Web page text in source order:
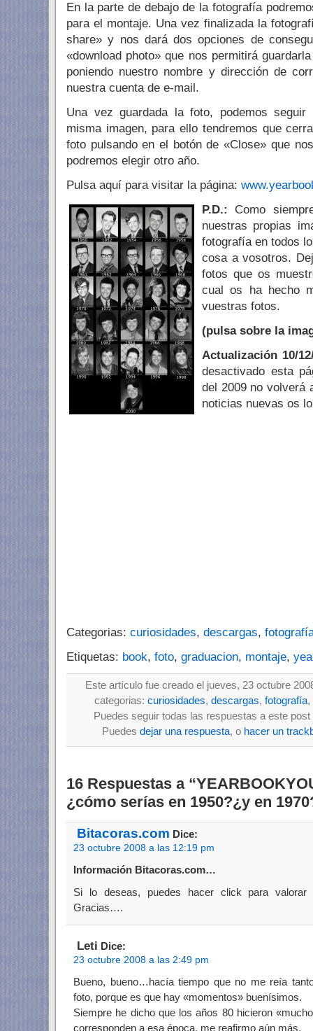
En la parte de debajo de la fotografía
para el montaje. Una vez finalizada la
share» y nos dará dos opciones de
«download photo» que nos permitirá
poniendo nuestro nombre y dirección de
nuestra cuenta de e-mail.
Una vez guardada la foto, podemos seguir
misma imagen, para ello tendremos que
foto pulsando en el botón de «Close» que
podremos elegir otro año.
Pulsa aquí para visitar la página:
P.D.: Como
nuestras propias
fotografía en todos
cosa a vosotros.
fotos que os
cual os ha hecho
vuestras fotos.
(pulsa sobre la
Actualización 10/
desactivado esta
del 2009 no volverá
noticias nuevas os
Categorias: curiosidades, descargas,
Etiquetas: book, foto, graduacion, montaje,
Este artículo fue creado el jueves, 23 octubre
categorias: curiosidades, descargas, fotografía,
Puedes seguir todas las respuestas a este
Puedes dejar una respuesta, o hacer un
16 Respuestas a
¿cómo serías en 1950?¿y en
Bitacoras.com Dice:
23 octubre 2008 a las 12:19 pm
Información Bitacoras.com…
Si lo deseas, puedes hacer click para valorar
Gracias….
Leti Dice:
23 octubre 2008 a las 2:49 pm
Bueno, bueno…hacía tiempo que no me reía
foto, porque es que hay «momentos» buenísimos.
Siempre he dicho que los años 80 hicieron
corresponden a esa época, me reafirmo aún más.